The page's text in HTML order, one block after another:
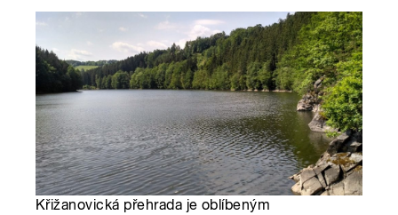
Křižanovická přehrada je oblíbeným